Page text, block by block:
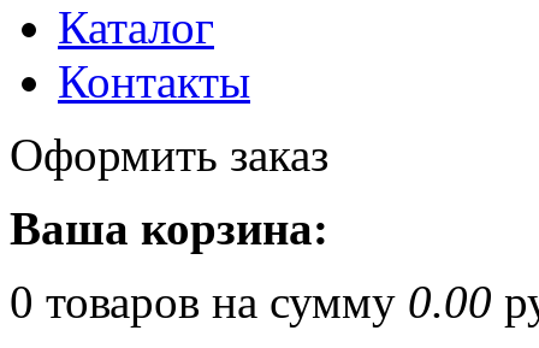
Каталог
Контакты
Оформить заказ
Ваша корзина:
0 товаров на сумму 0.00